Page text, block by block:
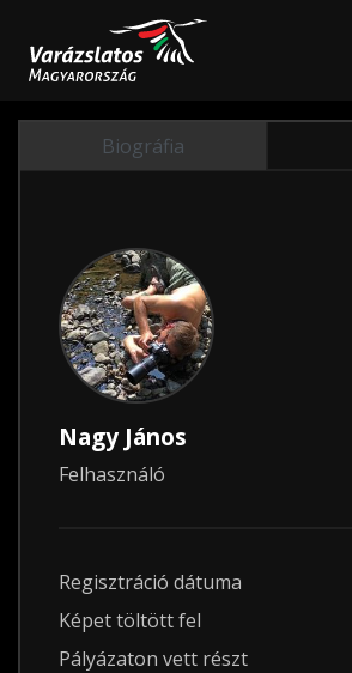
Biográfia
Nagy János
Felhasználó
Regisztráció dátuma
Képet töltött fel
Pályázaton vett részt